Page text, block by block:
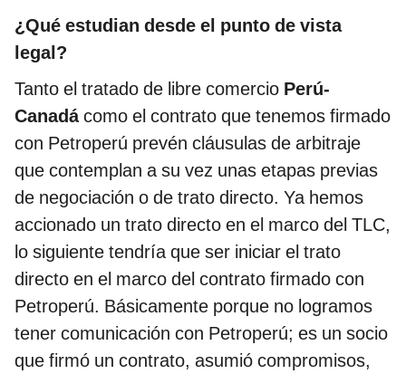
¿Qué estudian desde el punto de vista
legal?
Tanto el tratado de libre comercio Perú-
Canadácomo el contrato que tenemos firmado
con Petroperú prevén cláusulas de arbitraje
que contemplan a su vez unas etapas previas
de negociación o de trato directo. Ya hemos
accionado un trato directo en el marco del TLC,
lo siguiente tendría que ser iniciar el trato
directo en el marco del contrato firmado con
Petroperú. Básicamente porque no logramos
tener comunicación con Petroperú; es un socio
que firmó un contrato, asumió compromisos,